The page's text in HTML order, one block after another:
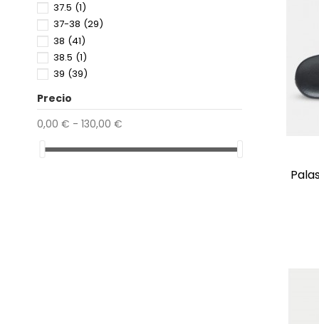
37.5 (1)
37-38 (29)
38 (41)
38.5 (1)
39 (39)
39-40(29)
40(37)
41(26)
Precio
0,00 € - 130,00 €